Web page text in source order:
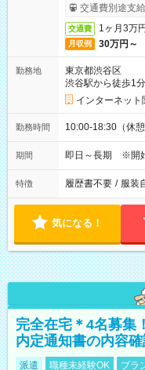
受取りサービス利
交通費別途支
交通費 1ヶ月3万
月収例 30万円～
勤務地
東京都渋谷区
渋谷駅から徒歩1分
インターネット
勤務時間 10:00-18:30（休
期間 即日～長期 ※開
特徴 履歴書不要 / 服装
気になる！
完全在宅＊4名募集
内定通知書の内容
派遣 職種未経験OK ブラ